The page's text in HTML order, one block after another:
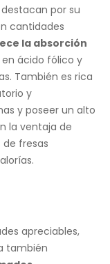
por su
cantidades
la absorción
ácido fólico y
También es rica
y
y poseer un alto
la ventaja de
fresas
apreciables,
también